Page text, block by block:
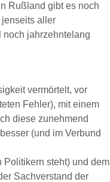
Rußland gibt es noch
jenseits aller
noch jahrzehntelang
vermörtelt, vor
Fehler), mit einem
diese zunehmend
(und im Verbund
Politikern steht) und dem
Sachverstand der